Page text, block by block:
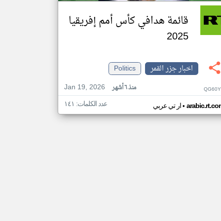
قائمة هدافي كأس أمم إفريقيا
2025
اخبار جزر القمر
Politics
Jan 19, 2026
منذ ٦ أشهر
ار تي عربي• عدد الكلمات: ١٤١